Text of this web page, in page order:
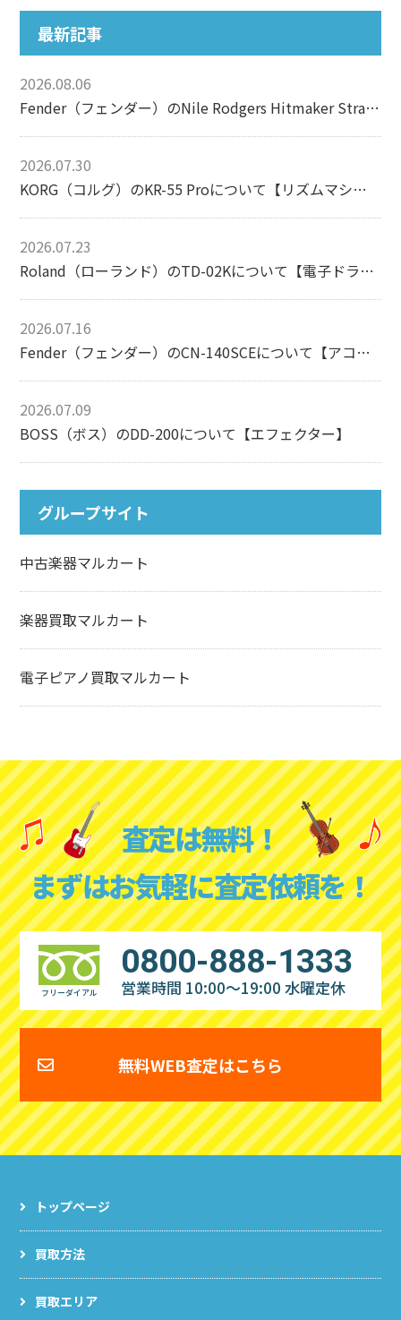
最新記事
2026.08.06
Fender（フェンダー）のNile Rodgers Hitmaker Stratocasterについて【エレキギター】
2026.07.30
KORG（コルグ）のKR-55 Proについて【リズムマシン】
2026.07.23
Roland（ローランド）のTD-02Kについて【電子ドラム】
2026.07.16
Fender（フェンダー）のCN-140SCEについて【アコースティックギター】
2026.07.09
BOSS（ボス）のDD-200について【エフェクター】
グループサイト
中古楽器マルカート
楽器買取マルカート
電子ピアノ買取マルカート
査定は無料！
まずはお気軽に査定依頼を！
フリーダイアル
0800-888-1333
営業時間 10:00～19:00 水曜定休
無料WEB査定はこちら
トップページ
買取方法
買取エリア